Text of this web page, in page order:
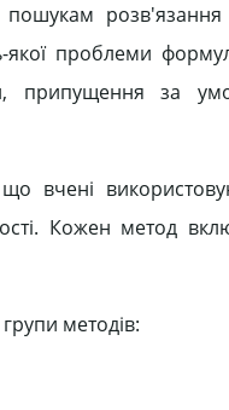
розв'язання
якої проблеми
припущення за
вчені
Кожен метод
методів: